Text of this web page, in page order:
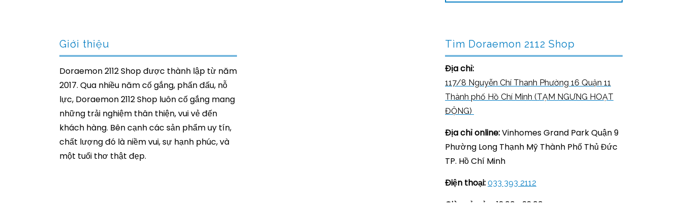
Giới thiệu
Doraemon 2112 Shop được thành lập từ năm
2017. Qua nhiều năm cố gắng, phấn đấu, nỗ
lực, Doraemon 2112 Shop luôn cố gắng mang
những trải nghiệm thân thiện, vui vẻ đến
khách hàng. Bên cạnh các sản phẩm uy tín,
chất lượng đó là niềm vui, sự hạnh phúc, và
một tuổi thơ thật đẹp.
Tìm Doraemon 2112 Shop
Địa chỉ:
117/8 Nguyễn Chí Thanh Phường 16 Quận 11
Thành phố Hồ Chí Minh (TẠM NGƯNG HOẠT
ĐỘNG)
Địa chỉ online:Vinhomes Grand Park Quận 9
Phường Long Thạnh Mỹ Thành Phố Thủ Đức
TP. Hồ Chí Minh
Điện thoại: 033 393 2112
Giờ mở cửa: 12:00 –22:00